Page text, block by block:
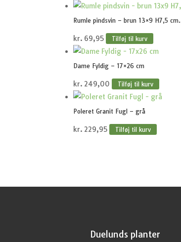
Rumle pindsvin – brun 13×9 H7,5 cm.
kr. 69,95 Tilføj til kurv
Dame Fyldig – 17×26 cm
kr. 249,00 Tilføj til kurv
Poleret Granit Fugl – grå
kr. 229,95 Tilføj til kurv
Duelunds planter